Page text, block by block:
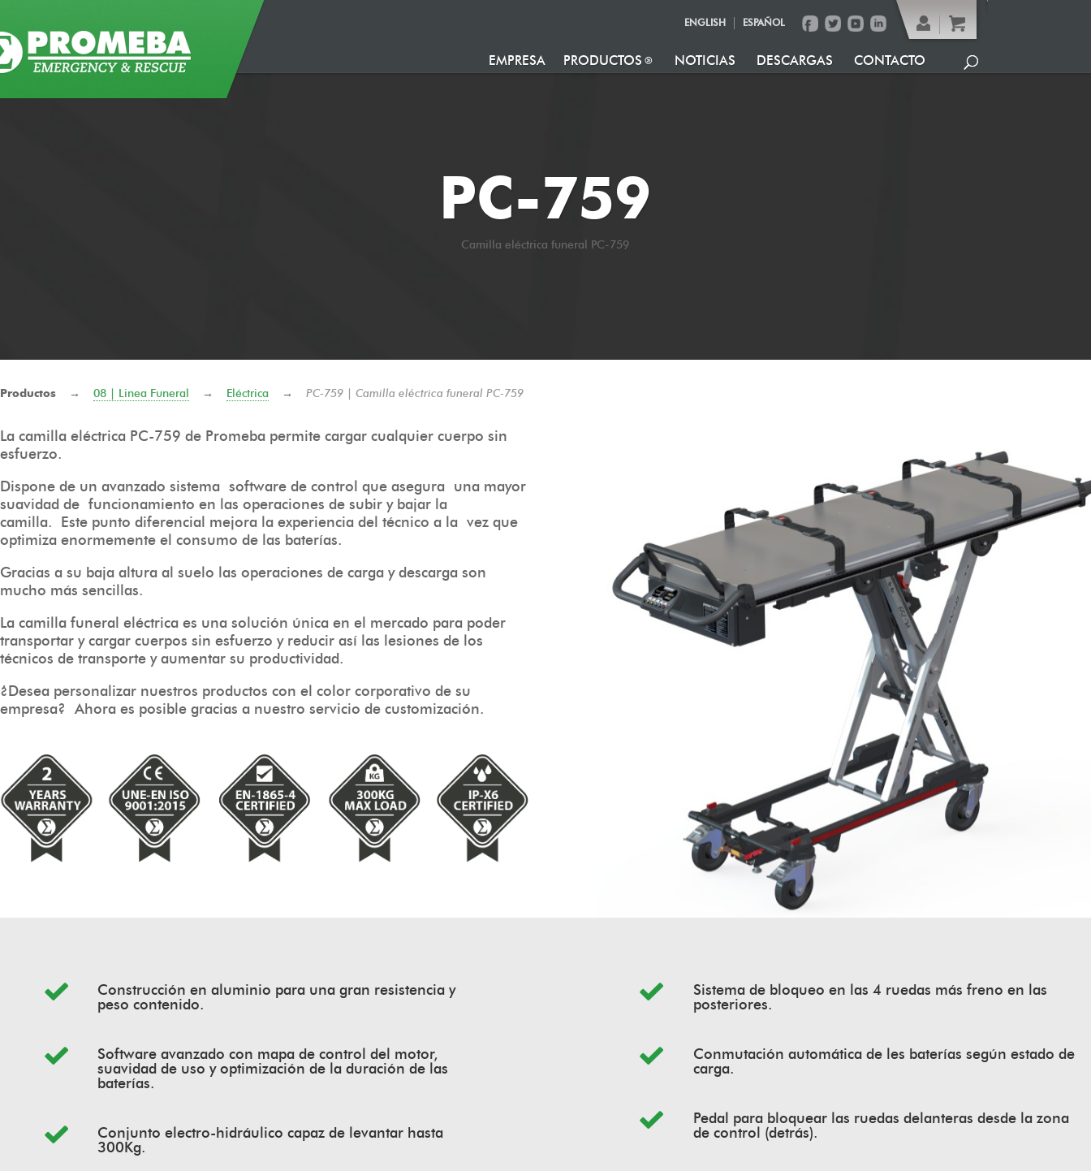
ENGLISH ESPAÑOL
EMPRESA PRODUCTOS NOTICIAS DESCARGAS CONTACTO
PC-759
Camilla eléctrica funeral PC-759
Productos → 08 | Linea Funeral → Eléctrica → PC-759 | Camilla eléctrica funeral PC-759
La camilla eléctrica PC-759 de Promeba permite cargar cualquier cuerpo sin
esfuerzo.
Dispone de un avanzado sistema software de control que asegura una mayor
suavidad de funcionamiento en las operaciones de subir y bajar la
camilla. Este punto diferencial mejora la experiencia del técnico a la vez que
optimiza enormemente el consumo de las baterías.
Gracias a su baja altura al suelo las operaciones de carga y descarga son
mucho más sencillas.
La camilla funeral eléctrica es una solución única en el mercado para poder
transportar y cargar cuerpos sin esfuerzo y reducir así las lesiones de los
técnicos de transporte y aumentar su productividad.
¿Desea personalizar nuestros productos con el color corporativo de su
empresa? Ahora es posible gracias a nuestro servicio de customización.
Construcción en aluminio para una gran resistencia y
peso contenido.
Software avanzado con mapa de control del motor,
suavidad de uso y optimización de la duración de las
baterías.
Conjunto electro-hidráulico capaz de levantar hasta
300Kg.
Sistema de bloqueo en las 4 ruedas más freno en las
posteriores.
Conmutación automática de les baterías según estado de
carga.
Pedal para bloquear las ruedas delanteras desde la zona
de control (detrás).